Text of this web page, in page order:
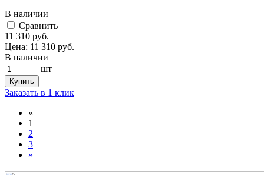
В наличии
Cравнить
11 310 руб.
Цена: 11 310 руб.
В наличии
шт
Купить
Заказать в 1 клик
«
1
2
3
»